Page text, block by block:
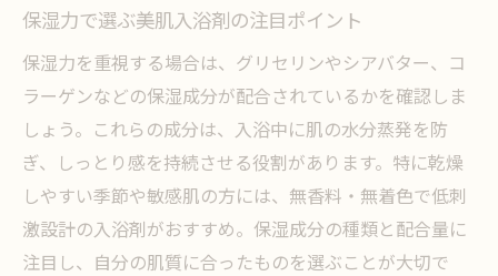
入浴剤で実現する敏感肌のうるおいケア
市販で選べる美肌入浴剤の安心成分とは
口コミで人気の敏感肌向け入浴剤を紹介
天然由来成分で選ぶ美肌入浴剤の魅力
入浴剤は毎日使うべきか？美肌効果を検証
毎日入浴剤を使う美肌メリットと注意点
入浴剤の毎日使用は肌にどう影響する？
保湿力で選ぶ美肌入浴剤の注目ポイント
保湿力を重視する場合は、グリセリンやシアバター、コ
ラーゲンなどの保湿成分が配合されているかを確認しま
しょう。これらの成分は、入浴中に肌の水分蒸発を防
ぎ、しっとり感を持続させる役割があります。特に乾燥
しやすい季節や敏感肌の方には、無香料・無着色で低刺
激設計の入浴剤がおすすめ。保湿成分の種類と配合量に
注目し、自分の肌質に合ったものを選ぶことが大切で